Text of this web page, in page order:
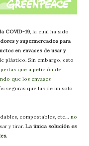
la COVID-19, la cual ha sido
y supermercados para
en envases de usar y
plástico. Sin embargo, esto
que a petición de
que los envases
seguras que las de un solo
compostables, etc… no
y tirar. La única solución es
.